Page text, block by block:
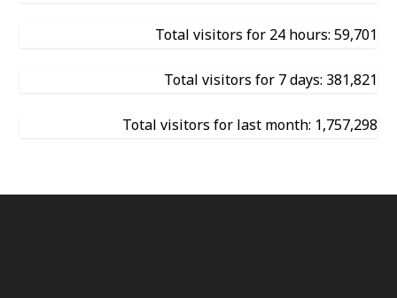
Total visitors for 24 hours: 59,701
Total visitors for 7 days: 381,821
Total visitors for last month: 1,757,298